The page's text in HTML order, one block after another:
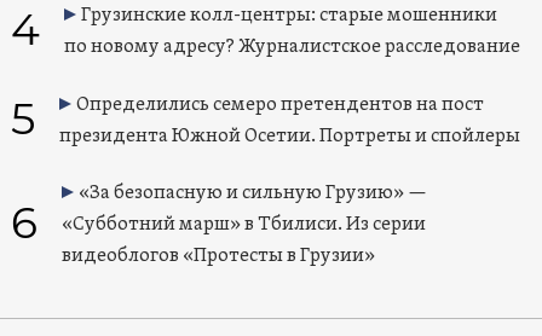
4
Грузинские колл-центры: старые мошенники
по новому адресу? Журналистское расследование
5
Определились семеро претендентов на пост
президента Южной Осетии. Портреты и спойлеры
6
«За безопасную и сильную Грузию» —
«Субботний марш» в Тбилиси. Из серии
видеоблогов «Протесты в Грузии»